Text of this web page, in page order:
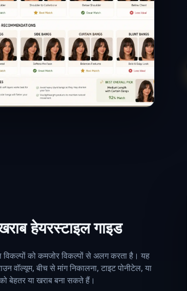
हेयरस्टाइल गाइड
विकल्पों को कमजोर विकल्पों से अलग करता है। यह
वॉल्यूम, बीच से मांग निकालना, टाइट पोनीटेल, या
बेहतर या खराब बना सकते हैं।